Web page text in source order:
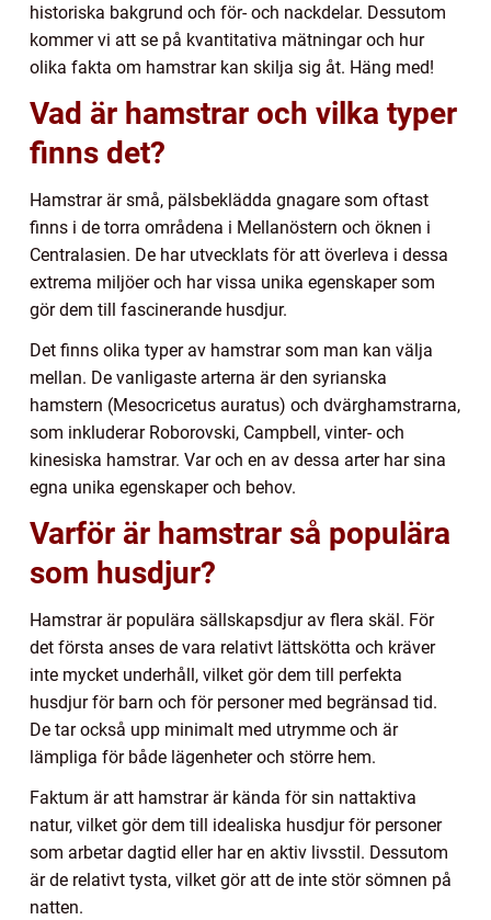
historiska bakgrund och för- och nackdelar. Dessutom
kommer vi att se på kvantitativa mätningar och hur
olika fakta om hamstrar kan skilja sig åt. Häng med!
Vad är hamstrar och vilka typer
finns det?
Hamstrar är små, pälsbeklädda gnagare som oftast
finns i de torra områdena i Mellanöstern och öknen i
Centralasien. De har utvecklats för att överleva i dessa
extrema miljöer och har vissa unika egenskaper som
gör dem till fascinerande husdjur.
Det finns olika typer av hamstrar som man kan välja
mellan. De vanligaste arterna är den syrianska
hamstern (Mesocricetus auratus) och dvärghamstrarna,
som inkluderar Roborovski, Campbell, vinter- och
kinesiska hamstrar. Var och en av dessa arter har sina
egna unika egenskaper och behov.
Varför är hamstrar så populära
som husdjur?
Hamstrar är populära sällskapsdjur av flera skäl. För
det första anses de vara relativt lättskötta och kräver
inte mycket underhåll, vilket gör dem till perfekta
husdjur för barn och för personer med begränsad tid.
De tar också upp minimalt med utrymme och är
lämpliga för både lägenheter och större hem.
Faktum är att hamstrar är kända för sin nattaktiva
natur, vilket gör dem till idealiska husdjur för personer
som arbetar dagtid eller har en aktiv livsstil. Dessutom
är de relativt tysta, vilket gör att de inte stör sömnen på
natten.